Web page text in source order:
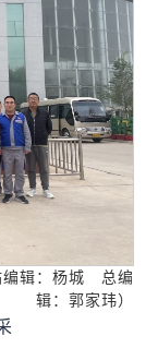
辑：杨城 总编
辑：郭家玮）